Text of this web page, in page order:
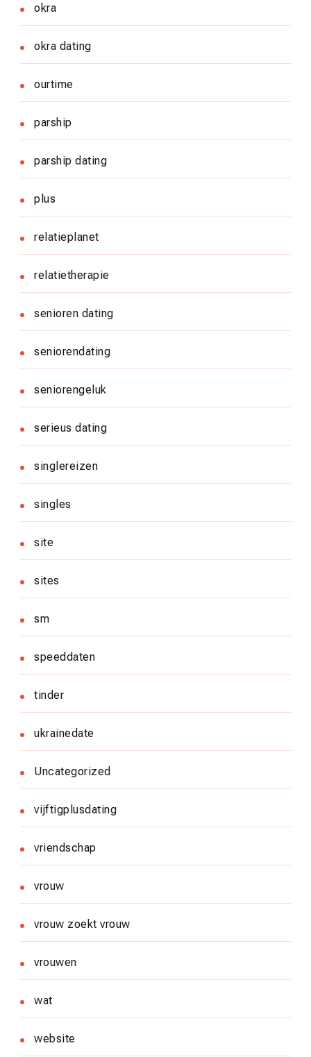
okra
okra dating
ourtime
parship
parship dating
plus
relatieplanet
relatietherapie
senioren dating
seniorendating
seniorengeluk
serieus dating
singlereizen
singles
site
sites
sm
speeddaten
tinder
ukrainedate
Uncategorized
vijftigplusdating
vriendschap
vrouw
vrouw zoekt vrouw
vrouwen
wat
website